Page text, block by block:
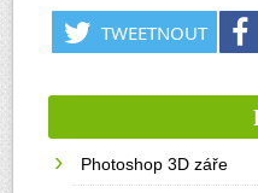
TWEETNOUT
Photoshop 3D záře